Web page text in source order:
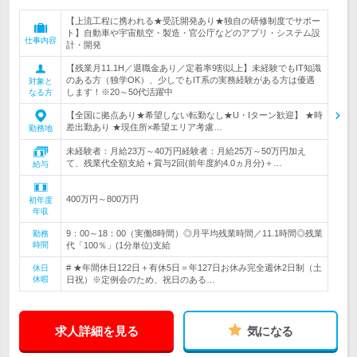
仕事内容
【上流工程に携われる★受託開発あり★独自の研修制度でサポー
ト】自動車や宇宙航空・製造・官公庁などのアプリ・システム設
計・開発
対象と
なる方
【残業月11.1H／退職金あり／定着率9割以上】未経験でもIT知識
のある方（独学OK）、少しでもIT系の実務経験がある方は優遇
します！※20～50代活躍中
勤務地
【全国に拠点あり★希望しない転勤なし★U・Iターン歓迎】 ★時
差出勤あり ★現住所×希望エリア考慮…
給与
未経験者：月給23万～40万円経験者：月給25万～50万円加え
て、残業代全額支給＋賞与2回(前年度約4.0ヵ月分)＋…
初年度
年収
400万円～800万円
勤務
時間
9：00～18：00（実働8時間）◎月平均残業時間／11.1時間◎残業
代「100％」(1分単位)支給
休日
休暇
# ★年間休日122日＋有休5日＝年127日お休み完全週休2日制（土
日祝）※定例会のため、祝日のある…
求人詳細を見る 気になる